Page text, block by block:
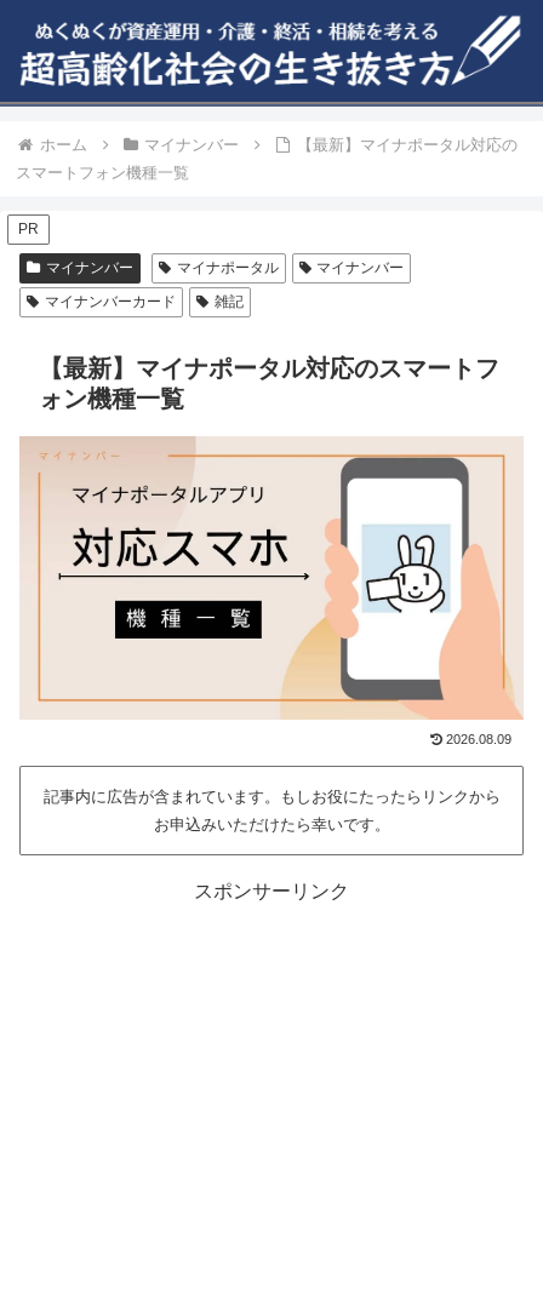
ホーム マイナンバー
【最新】マイナポータル対応の
スマートフォン機種一覧
PR
マイナンバー マイナポータル
マイナンバー
マイナンバーカード
雑記
【最新】マイナポータル対応のスマートフ
ォン機種一覧
2026.08.09
記事内に広告が含まれています。もしお役にたったらリンクから
お申込みいただけたら幸いです。
スポンサーリンク